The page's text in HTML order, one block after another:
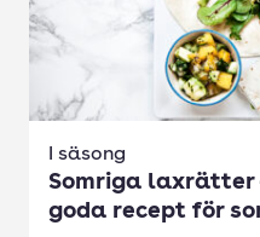
I säsong
Somriga laxrätter
goda recept för